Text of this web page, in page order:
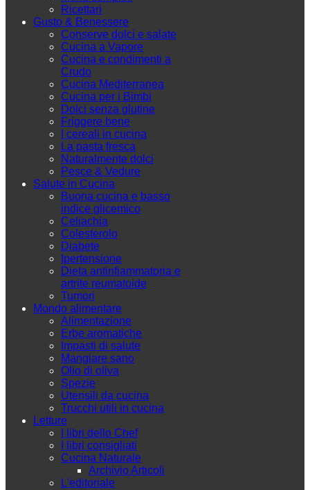
Ricettari
Gusto & Benessere
Conserve dolci e salate
Cucina a Vapore
Cucina e condimenti a
Crudo
Cucina Mediterranea
Cucina per i Bimbi
Dolci senza glutine
Friggere bene
I cereali in cucina
La pasta fresca
Naturalmente dolci
Pesce & Vedure
Salute in Cucina
Buona cucina e basso
indice glicemico
Celiachia
Colesterolo
Diabete
Ipertensione
Dieta antinfiammatoria e
artrite reumatoide
Tumori
Mondo alimentare
Alimentazione
Erbe aromatiche
Impasti di salute
Mangiare sano
Olio di oliva
Spezie
Utensili da cucina
Trucchi utili in cucina
Letture
I libri dello Chef
I libri consigliati
Cucina Naturale
Archivio Articoli
L'editoriale